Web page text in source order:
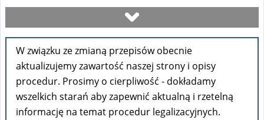
Umów się na wizytę
Sprawdź stan sprawy
Formularze
W związku ze zmianą przepisów obecnie
aktualizujemy zawartość naszej strony i opisy
procedur. Prosimy o cierpliwość - dokładamy
wszelkich starań aby zapewnić aktualną i rzetelną
informację na temat procedur legalizacyjnych.